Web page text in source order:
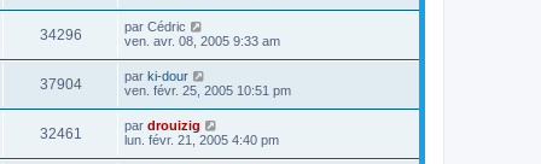
34296 par Cédric
ven. avr. 08, 2005 9:33 am
37904 par ki-dour
ven. févr. 25, 2005 10:51 pm
32461 par drouizig
lun. févr. 21, 2005 4:40 pm